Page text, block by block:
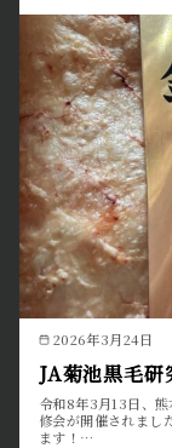
2026年3月24日
JA菊池黒毛研
令和8年3月13日、
修会が開催されまし
ます！…